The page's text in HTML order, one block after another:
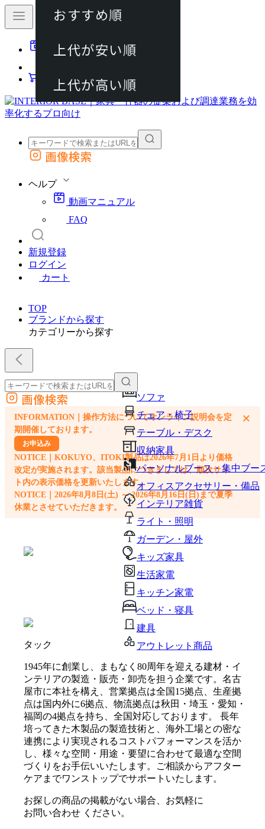
動画マニュアル
カート
外部サイトの商品をカートに追加
画像検索
ヘルプ
動画マニュアル
FAQ
新規登録
ログイン
カート
TOP
ブランドから探す
カテゴリーから探す
ソファ
チェア・椅子
テーブル・デスク
収納家具
パーソナルブース・集中ブー
オフィスアクセサリー・備品
インテリア雑貨
ライト・照明
ガーデン・屋外
キッズ家具
生活家電
キッチン家電
ベッド・寝具
建具
アウトレット商品
外部サイトの商品をカートに追加
他のサイトで見つけた商品ページのURLを貼り付けて、カートに追加できます
画像検索
INFORMATION｜操作方法についてオンライン説明会を定
期開催しております。
お申込み
NOTICE｜KOKUYO、ITOKI製品は2026年7月1日より価格
改定が実施されます。該当製品につきましては、順次サイ
ト内の表示価格を更新いたします。
NOTICE｜2026年8月8日(土) ～ 2026年8月16日(日)まで夏季
休業とさせていただきます。
×
タック
1945年に創業し、まもなく80周年を迎える建材・イ
ンテリアの製造・販売・卸売を担う企業です。名古
屋市に本社を構え、営業拠点は全国15拠点、生産拠
点は国内外に6拠点、物流拠点は秋田・埼玉・愛知・
福岡の4拠点を持ち、全国対応しております。 長年
培ってきた木製品の製造技術と、海外工場との密な
連携により実現されるコストパフォーマンスを活か
し、様々な空間・用途・要望に合わせて最適な空間
づくりをお手伝いいたします。ご相談からアフター
ケアまでワンストップでサポートいたします。
お探しの商品の掲載がない場合、お気軽に
お問い合わせ ください。
おすすめ順
上代が安い順
上代が高い順